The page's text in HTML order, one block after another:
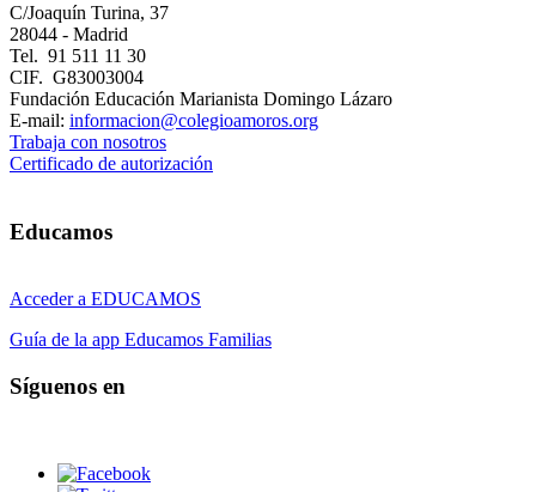
C/Joaquín Turina, 37
28044 - Madrid
Tel. 91 511 11 30
CIF. G83003004
Fundación Educación Marianista Domingo Lázaro
E-mail: informacion@colegioamoros.org
Trabaja con nosotros
Certificado de autorización
Educamos
Acceder a EDUCAMOS
Guía de la app Educamos Familias
Síguenos en